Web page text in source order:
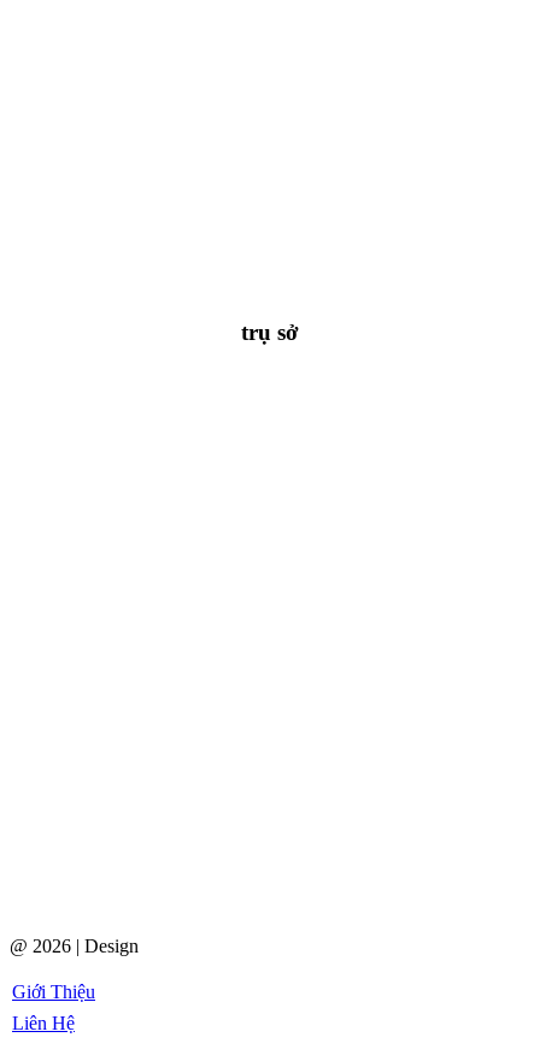
trụ sở
@ 2026 | Design
Giới Thiệu
Liên Hệ